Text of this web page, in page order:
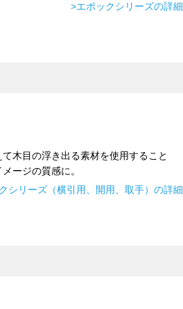
>エポックシリーズの詳細
木目の浮き出る素材を使用すること
ージの質感に。
シリーズ（横引用、開用、取手）の詳細